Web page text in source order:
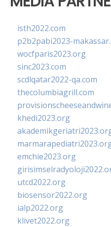
isth2022.com
p2b2pabi2023-
wocfparis2023.org
sinc2023.com
scdlqatar2022-qa.com
thecolumbiagrill.com
khedi2023.org
emchie2023.org
utcd2022.org
biosensor2022.org
ialp2022.org
klivet2022.org